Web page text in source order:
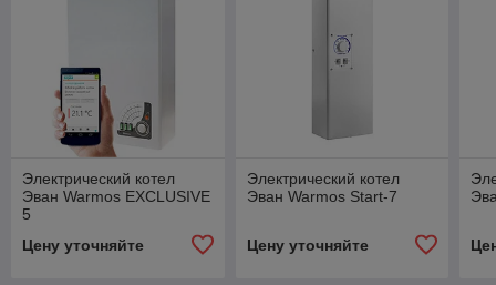
Электрический котел
Эван Warmos EXCLUSIVE
5
Цену уточняйте
Электрический котел
Эван Warmos Start-7
Цену уточняйте